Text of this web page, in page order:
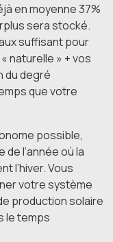
en moyenne 37%
sera stocké.
suffisant pour
naturelle » + vos
du degré
que votre
possible,
l’année où la
l’hiver. Vous
votre système
production solaire
le temps